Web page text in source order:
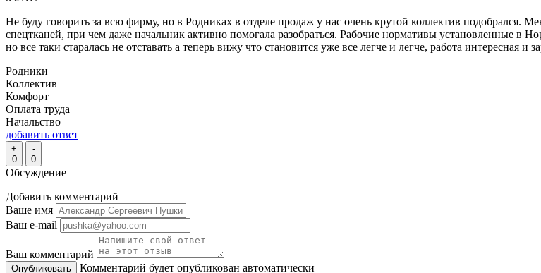
Не буду говорить за всю фирму, но в Родниках в отделе продаж у нас очень крутой коллектив подобрался.
спецтканей, при чем даже начальник активно помогала разобраться. Рабочие нормативы установленные в
но все таки старалась не отставать а теперь вижу что становится уже все легче и легче, работа интересная и
Родники
Коллектив
Комфорт
Оплата труда
Начальство
добавить ответ
+
0
-
0
Обсуждение
Добавить комментарий
Ваше имя
Ваш e-mail
Ваш комментарий
Комментарий будет опубликован автоматически